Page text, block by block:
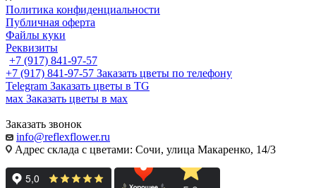
Политика конфиденциальности
Публичная оферта
Файлы куки
Реквизиты
+7 (917) 841-97-57
+7 (917) 841-97-57 Заказать цветы по телефону
Telegram Заказать цветы в TG
мах Заказать цветы в мах
Заказать звонок
info@reflexflower.ru
Адрес склада с цветами: Сочи, улица Макаренко, 14/3